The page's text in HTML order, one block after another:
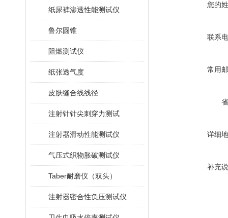
纸尿裤渗透性能测试仪
鲁尔圆锥
阻燃测试仪
纸张透气度
皮肤缝合线线径
注射针针尖刺穿力测试
注射器滑动性能测试仪
气压式织物胀破测试仪
Taber耐磨仪（双头）
注射器密合性负压测试仪
您的
联系
常用
详细
补充